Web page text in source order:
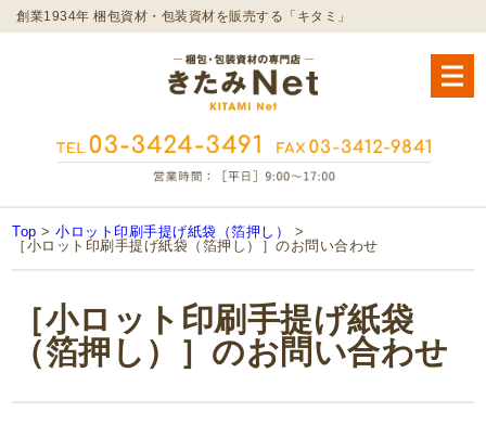
創業1934年 梱包資材・包装資材を販売する「キタミ」
Top >小ロット印刷手提げ紙袋（箔押し）
>
［小ロット印刷手提げ紙袋（箔押し）］のお問い合わせ
［小ロット印刷手提げ紙袋
（箔押し）］のお問い合わせ